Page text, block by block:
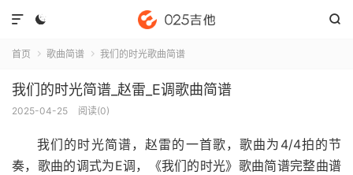
 

首页  歌曲简谱  我们的时光歌曲简谱
我们的时光简谱_赵雷_E调歌曲简谱
2025-04-25 阅读(0)
我们的时光简谱，赵雷的一首歌，歌曲为4/4拍的节
奏，歌曲的调式为E调，《我们的时光》歌曲简谱完整曲谱